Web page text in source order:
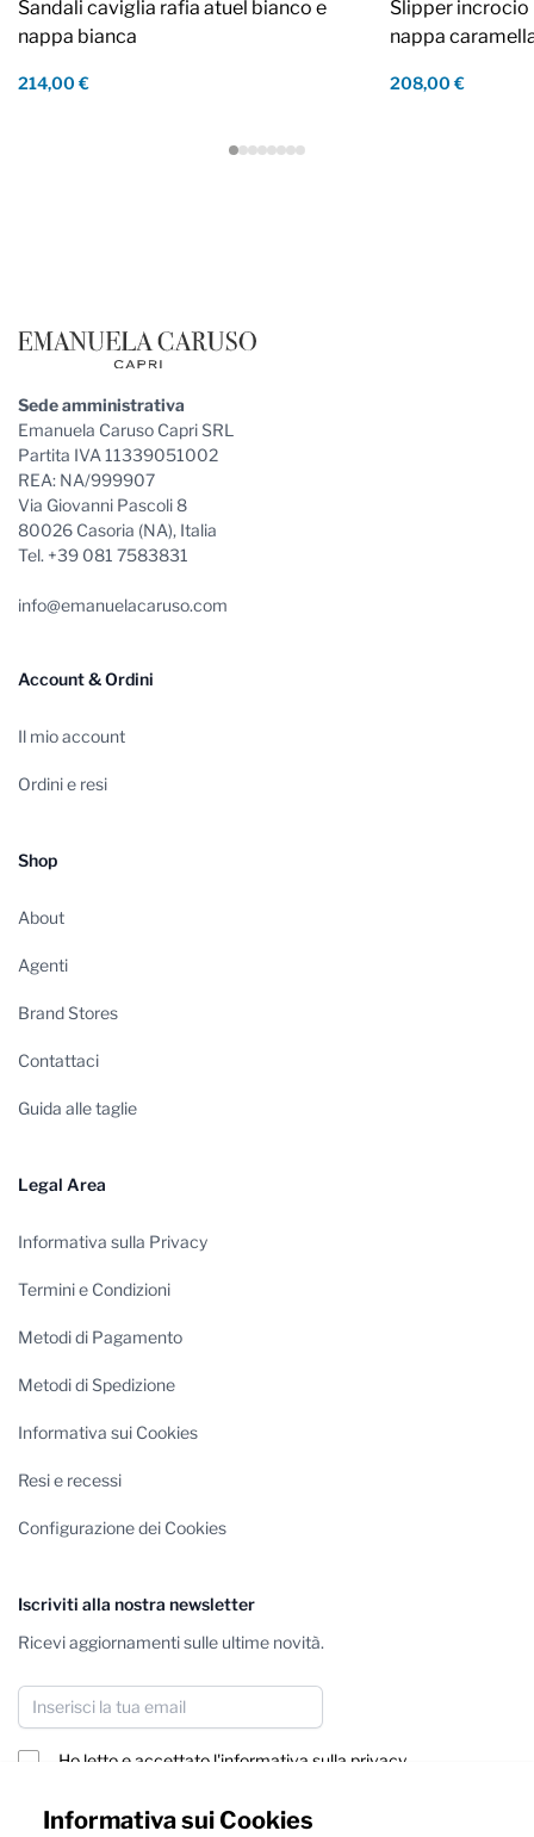
Informativa sui Cookies
Sandali caviglia rafia atuel bianco e
nappa bianca
214,00 €
Slipper incrocio
nappa
208,00 €
Sede amministrativa
Emanuela Caruso Capri SRL
Partita IVA 11339051002
REA: NA/999907
Via Giovanni Pascoli 8
80026 Casoria (NA), Italia
Tel. +39 081 7583831
info@emanuelacaruso.com
Account & Ordini
Il mio account
Ordini e resi
Shop
About
Agenti
Brand Stores
Contattaci
Guida alle taglie
Legal Area
Informativa sulla Privacy
Termini e Condizioni
Metodi di Pagamento
Metodi di Spedizione
Informativa sui Cookies
Resi e recessi
Configurazione dei Cookies
Iscriviti alla nostra newsletter
Ricevi aggiornamenti sulle ultime novità.
Indirizzo email
Ho letto e accettato l'informativa sulla privacy
Iscriviti